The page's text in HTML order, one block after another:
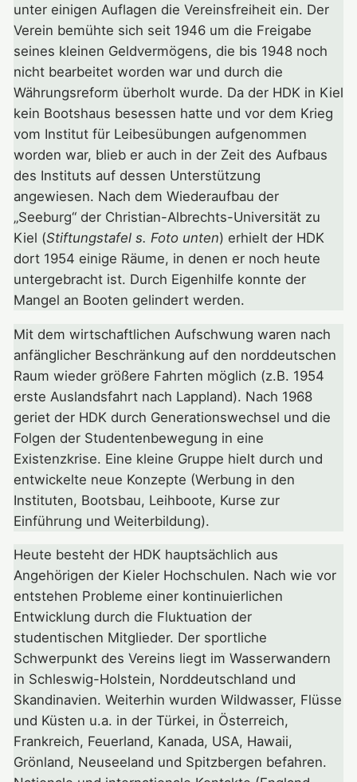
unter einigen Auflagen die Vereinsfreiheit ein. Der
Verein bemühte sich seit 1946 um die Freigabe
seines kleinen Geldvermögens, die bis 1948 noch
nicht bearbeitet worden war und durch die
Währungsreform überholt wurde. Da der HDK in Kiel
kein Bootshaus besessen hatte und vor dem Krieg
vom Institut für Leibesübungen aufgenommen
worden war, blieb er auch in der Zeit des Aufbaus
des Instituts auf dessen Unterstützung
angewiesen. Nach dem Wiederaufbau der
„Seeburg“ der Christian-Albrechts-Universität zu
Kiel (Stiftungstafel s. Foto unten) erhielt der HDK
dort 1954 einige Räume, in denen er noch heute
untergebracht ist. Durch Eigenhilfe konnte der
Mangel an Booten gelindert werden.
Mit dem wirtschaftlichen Aufschwung waren nach
anfänglicher Beschränkung auf den norddeutschen
Raum wieder größere Fahrten möglich (z.B. 1954
erste Auslandsfahrt nach Lappland). Nach 1968
geriet der HDK durch Generationswechsel und die
Folgen der Studentenbewegung in eine
Existenzkrise. Eine kleine Gruppe hielt durch und
entwickelte neue Konzepte (Werbung in den
Instituten, Bootsbau, Leihboote, Kurse zur
Einführung und Weiterbildung).
Heute besteht der HDK hauptsächlich aus
Angehörigen der Kieler Hochschulen. Nach wie vor
entstehen Probleme einer kontinuierlichen
Entwicklung durch die Fluktuation der
studentischen Mitglieder. Der sportliche
Schwerpunkt des Vereins liegt im Wasserwandern
in Schleswig-Holstein, Norddeutschland und
Skandinavien. Weiterhin wurden Wildwasser, Flüsse
und Küsten u.a. in der Türkei, in Österreich,
Frankreich, Feuerland, Kanada, USA, Hawaii,
Grönland, Neuseeland und Spitzbergen befahren.